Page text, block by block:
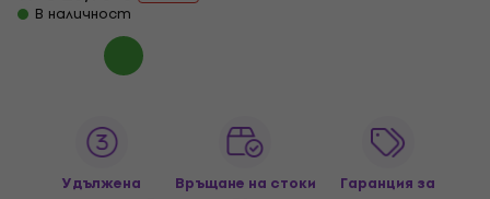
В наличност
Удължена
Връщане на стоки
Гаранция за